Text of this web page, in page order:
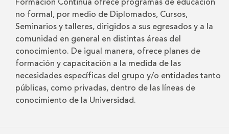
no formal, por medio de Diplomados, Cursos,
Seminarios y talleres, dirigidos a sus egresados y a la
comunidad en general en distintas áreas del
conocimiento. De igual manera, ofrece planes de
formación y capacitación a la medida de las
necesidades específicas del grupo y/o entidades tanto
públicas, como privadas, dentro de las líneas de
conocimiento de la Universidad.